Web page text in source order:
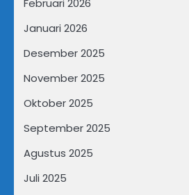
Februari 2026
Januari 2026
Desember 2025
November 2025
Oktober 2025
September 2025
Agustus 2025
Juli 2025